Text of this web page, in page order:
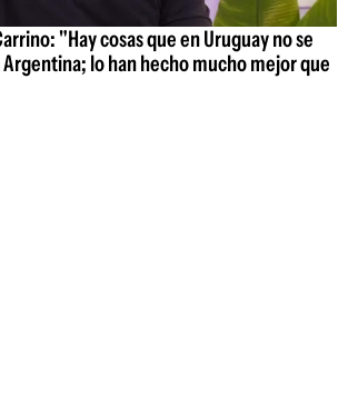
"Hay cosas que en Uruguay no se
lo han hecho mucho mejor que